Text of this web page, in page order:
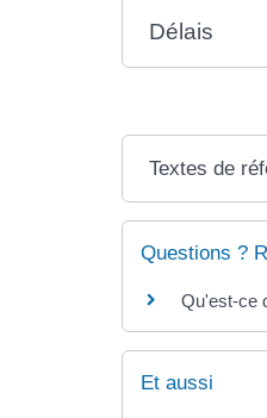
Délais
Textes de
Questions ?
Qu'est-ce
Et aussi